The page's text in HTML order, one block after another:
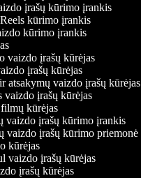
įrašų kūrimo įrankis
Reels kūrimo įrankis
kūrimo įrankis
vaizdo įrašų kūrėjas
įrašų kūrėjas
atsakymų vaizdo įrašų kūrėjas
vaizdo įrašų kūrėjas
kūrėjas
vaizdo įrašų kūrimo įrankis
vaizdo įrašų kūrimo priemonė
kūrėjas
vaizdo įrašų kūrėjas
įrašų kūrėjas